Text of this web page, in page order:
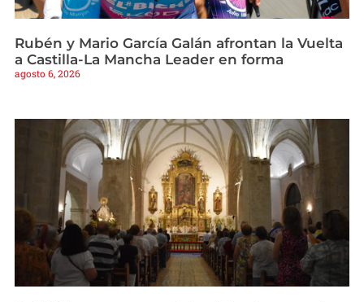
Rubén y Mario García Galán afrontan la Vuelta
a Castilla-La Mancha Leader en forma
agosto 6, 2026